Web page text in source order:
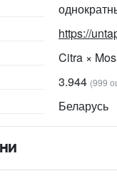
https://
Citra ×
3.944 (999
Беларусь